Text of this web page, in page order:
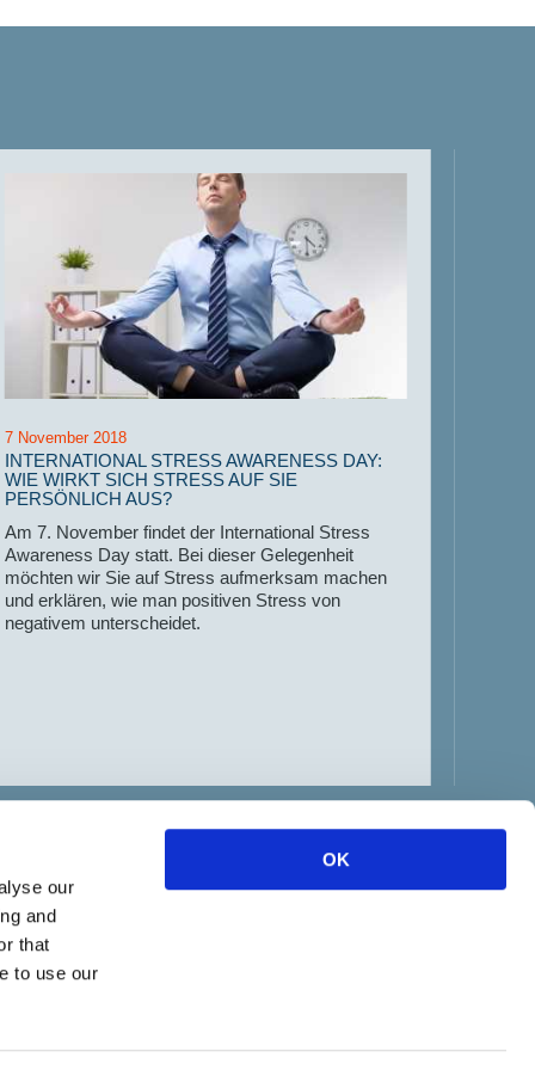
our
and
that
to use our
OK
7 November 2018
INTERNATIONAL STRESS AWARENESS DAY:
WIE WIRKT SICH STRESS AUF SIE
PERSÖNLICH AUS?
Am 7. November findet der International Stress
Awareness Day statt. Bei dieser Gelegenheit
möchten wir Sie auf Stress aufmerksam machen
und erklären, wie man positiven Stress von
negativem unterscheidet.